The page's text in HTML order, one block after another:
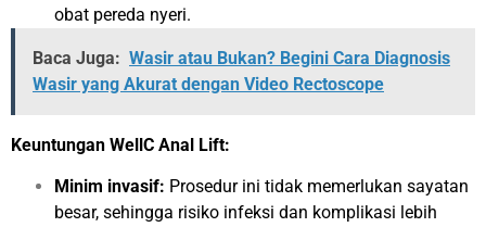
obat pereda nyeri.
Baca Juga: Wasir atau Bukan? Begini Cara Diagnosis
Wasir yang Akurat dengan Video Rectoscope
Keuntungan WellC Anal Lift:
Minim invasif: Prosedur ini tidak memerlukan sayatan
besar, sehingga risiko infeksi dan komplikasi lebih